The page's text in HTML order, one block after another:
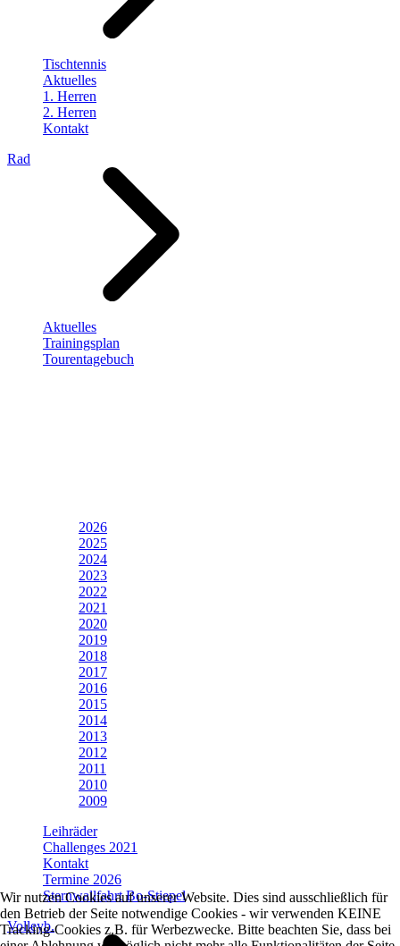
Tischtennis
Aktuelles
1. Herren
2. Herren
Kontakt
Rad
Aktuelles
Trainingsplan
Tourentagebuch
2026
2025
2024
2023
2022
2021
2020
2019
2018
2017
2016
2015
2014
2013
2012
2011
2010
2009
Leihräder
Challenges 2021
Kontakt
Termine 2026
Sternwallfahrt Bo-Stiepel
Volleyb.
Wir nutzen Cookies auf unserer Website. Dies sind ausschließlich für
den Betrieb der Seite notwendige Cookies - wir verwenden KEINE
Tracking-Cookies z.B. für Werbezwecke. Bitte beachten Sie, dass bei